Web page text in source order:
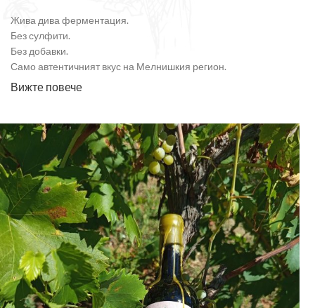
Жива дива ферментация.
Без сулфити.
Без добавки.
Само автентичният вкус на Мелнишкия регион.
Вижте повече